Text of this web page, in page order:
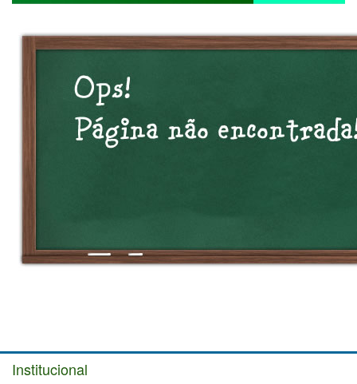
Institucional